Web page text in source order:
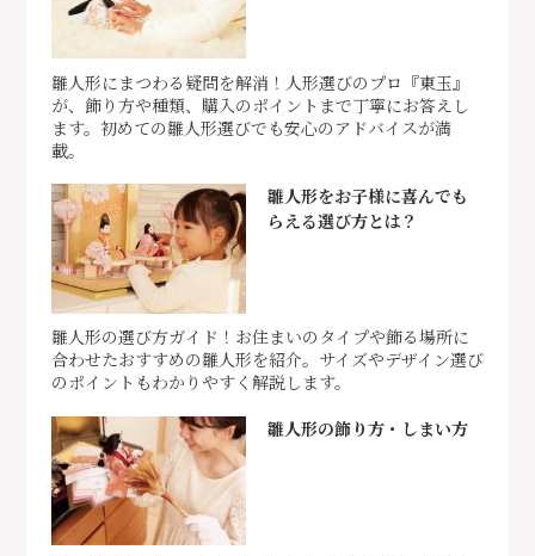
雛人形にまつわる疑問を解消！人形選びのプロ『東玉』
が、飾り方や種類、購入のポイントまで丁寧にお答えし
ます。初めての雛人形選びでも安心のアドバイスが満
載。
雛人形をお子様に喜んでも
らえる選び方とは？
雛人形の選び方ガイド！お住まいのタイプや飾る場所に
合わせたおすすめの雛人形を紹介。サイズやデザイン選び
のポイントもわかりやすく解説します。
雛人形の飾り方・しまい方